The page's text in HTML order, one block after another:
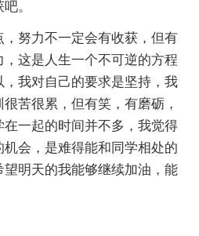
。
努力不一定会有收获，但有
这是人生一个不可逆的方程
我对自己的要求是坚持，我
苦很累，但有笑，有磨砺，
一起的时间并不多，我觉得
会，是难得能和同学相处的
明天的我能够继续加油，能